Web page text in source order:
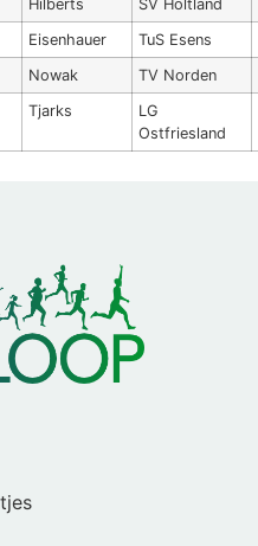
Hilberts
SV Holtland
Eisenhauer
TuS Esens
Nowak
TV Norden
Tjarks
LG
Ostfriesland